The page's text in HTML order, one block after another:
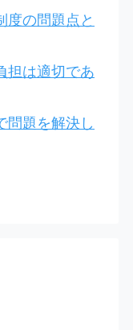
度の問題点と
担は適切であ
問題を解決し